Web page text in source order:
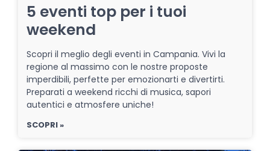
5 eventi top per i tuoi
weekend
Scopri il meglio degli eventi in Campania. Vivi la
regione al massimo con le nostre proposte
imperdibili, perfette per emozionarti e divertirti.
Preparati a weekend ricchi di musica, sapori
autentici e atmosfere uniche!
SCOPRI »